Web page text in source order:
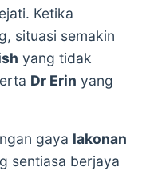
Ketika
situasi semakin
yang tidak
Dr Erin yang
gaya lakonan
sentiasa berjaya